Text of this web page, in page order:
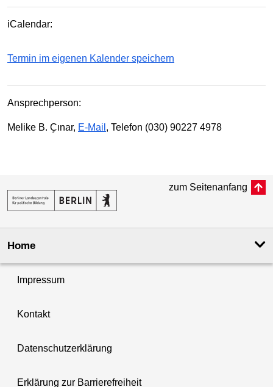
iCalendar:
Termin im eigenen Kalender speichern
Ansprechperson:
Melike B. Ҫınar, E-Mail , Telefon (030) 90227 4978
zum Seitenanfang
Home
Impressum
Kontakt
Datenschutzerklärung
Erklärung zur Barrierefreiheit